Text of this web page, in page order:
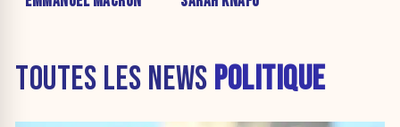
TOUTES LES NEWS POLITIQUE